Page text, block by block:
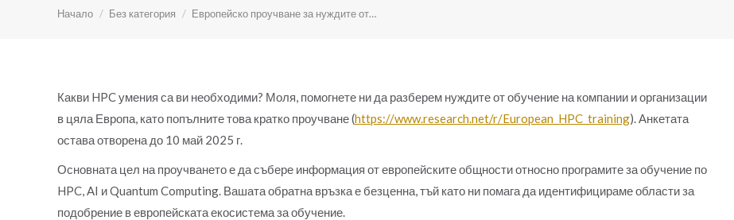
Ти си тук:
Начало Без категория Европейско проучване за нуждите от…
Какви HPC умения са ви необходими? Моля, помогнете ни да разберем нуждите от обучение на компании и организации
в цяла Европа, като попълните това кратко проучване (https://www.research.net/r/European_HPC_training). Анкетата
остава отворена до 10 май 2025 г.
Основната цел на проучването е да събере информация от европейските общности относно програмите за обучение по
HPC, AI и Quantum Computing. Вашата обратна връзка е безценна, тъй като ни помага да идентифицираме области за
подобрение в европейската екосистема за обучение.